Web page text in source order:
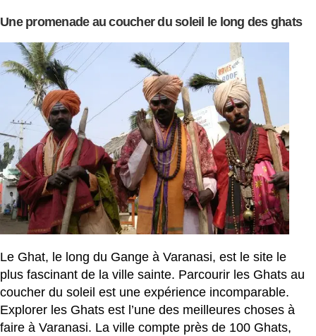
Une promenade au coucher du soleil le long des ghats
Le Ghat, le long du Gange à Varanasi, est le site le
plus fascinant de la ville sainte. Parcourir les Ghats au
coucher du soleil est une expérience incomparable.
Explorer les Ghats est l’une des meilleures choses à
faire à Varanasi. La ville compte près de 100 Ghats,